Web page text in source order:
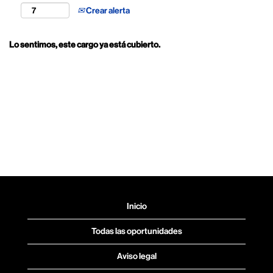
Crear alerta
Lo sentimos, este cargo ya está cubierto.
Inicio
Todas las oportunidades
Aviso legal